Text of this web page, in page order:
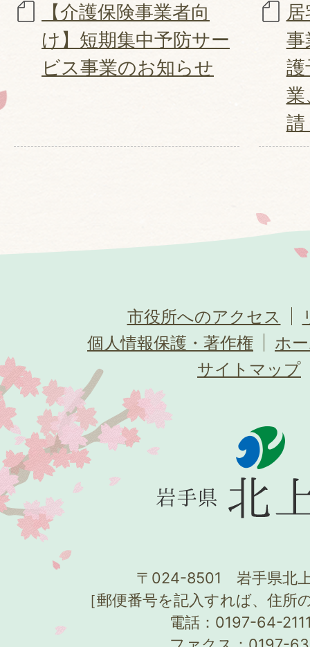
【介護保険事業者向
け】短期集中予防サー
ビス事業のお知らせ
事
護
業
請
市役所へのアクセス
個人情報保護・著作権
ホ
サイトマップ
〒024-8501 岩手県北
［郵便番号を記入すれば、住所
電話：0197-64-